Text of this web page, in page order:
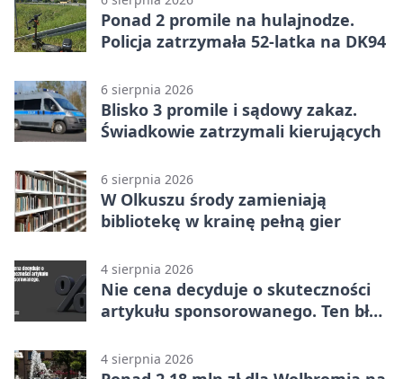
Ponad 2 promile na hulajnodze.
Policja zatrzymała 52-latka na DK94
6 sierpnia 2026
Blisko 3 promile i sądowy zakaz.
Świadkowie zatrzymali kierujących
6 sierpnia 2026
W Olkuszu środy zamieniają
bibliotekę w krainę pełną gier
4 sierpnia 2026
Nie cena decyduje o skuteczności
artykułu sponsorowanego. Ten błąd
4 sierpnia 2026